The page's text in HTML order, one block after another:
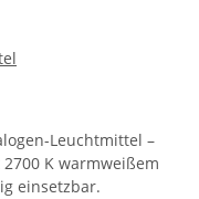
Leuchtmittel –
K warmweißem
einsetzbar.